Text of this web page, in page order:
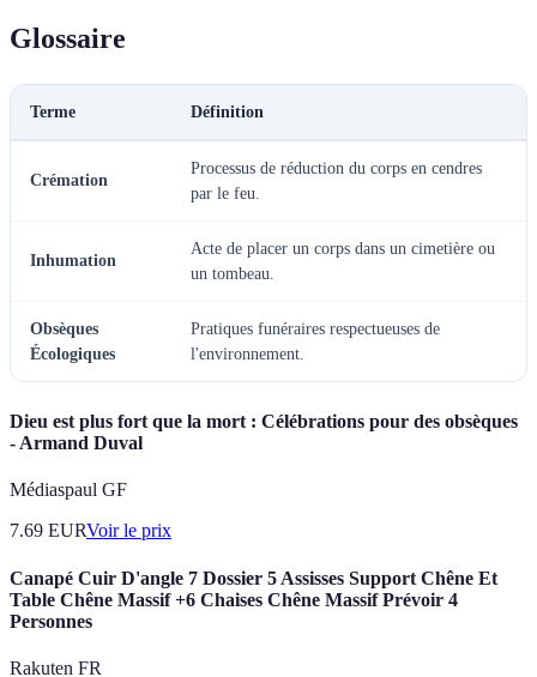
Glossaire
Terme Définition
Crémation
Processus de réduction du corps en cendres
par le feu.
Inhumation
Acte de placer un corps dans un cimetière ou
un tombeau.
Obsèques
Écologiques
Pratiques funéraires respectueuses de
l'environnement.
Dieu est plus fort que la mort : Célébrations pour des obsèques
- Armand Duval
Médiaspaul GF
7.69 EURVoir le prix
Canapé Cuir D'angle 7 Dossier 5 Assisses Support Chêne Et
Table Chêne Massif +6 Chaises Chêne Massif Prévoir 4
Personnes
Rakuten FR